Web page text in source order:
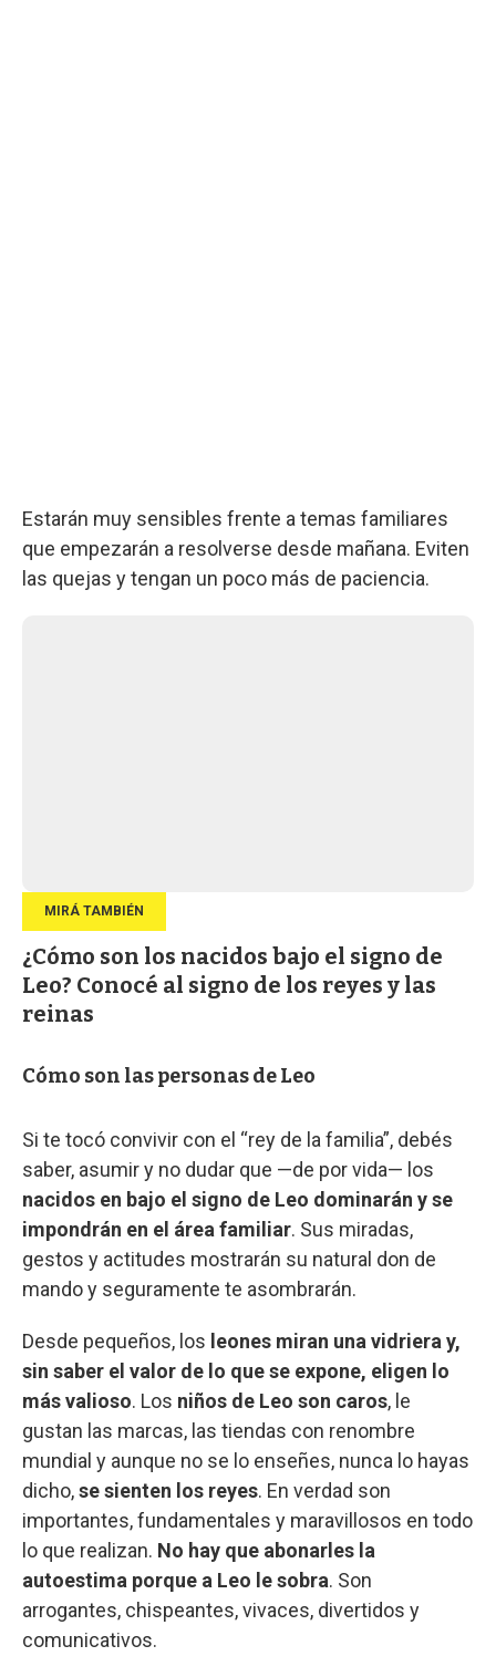
Estarán muy sensibles frente a temas familiares
que empezarán a resolverse desde mañana. Eviten
las quejas y tengan un poco más de paciencia.
¿Cómo son los nacidos bajo el signo de
Leo? Conocé al signo de los reyes y las
reinas
Cómo son las personas de Leo
Si te tocó convivir con el “rey de la familia”, debés
saber, asumir y no dudar que —de por vida— los
nacidos en bajo el signo de Leo dominarán y se
impondrán en el área familiar. Sus miradas,
gestos y actitudes mostrarán su natural don de
mando y seguramente te asombrarán.
Desde pequeños, los leones miran una vidriera y,
sin saber el valor de lo que se expone, eligen lo
más valioso. Los niños de Leo son caros, le
gustan las marcas, las tiendas con renombre
mundial y aunque no se lo enseñes, nunca lo hayas
dicho,se sienten los reyes. En verdad son
importantes, fundamentales y maravillosos en todo
lo que realizan. No hay que abonarles la
autoestima porque a Leo le sobra. Son
arrogantes, chispeantes, vivaces, divertidos y
comunicativos.